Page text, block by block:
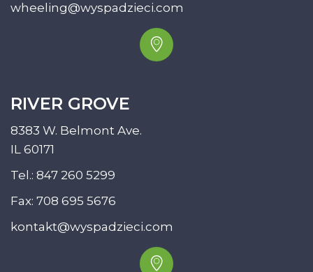
wheeling@wyspadzieci.com
RIVER GROVE
8383 W. Belmont Ave.
IL 60171
Tel.: 847 260 5299
Fax: 708 695 5676
kontakt@wyspadzieci.com